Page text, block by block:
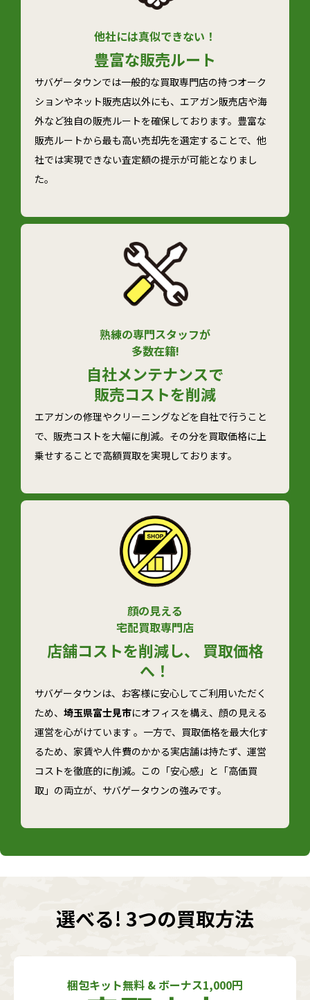
他社には真似できない！
豊富な販売ルート
サバゲータウンでは一般的な買取専門店の持つオーク
ションやネット販売店以外にも、エアガン販売店や海
外など独自の販売ルートを確保しております。豊富な
販売ルートから最も高い売却先を選定することで、他
社では実現できない査定額の提示が可能となりまし
た。
熟練の専門スタッフが
多数在籍!
自社メンテナンスで
販売コストを削減
エアガンの修理やクリーニングなどを自社で行うこと
で、販売コストを大幅に削減。その分を買取価格に上
乗せすることで高額買取を実現しております。
顔の見える
宅配買取専門店
店舗コストを削減し、 買取価格
へ！
サバゲータウンは、お客様に安心してご利用いただく
ため、 埼玉県富士見市にオフィスを構え、顔の見える
運営を心がけています 。一方で、買取価格を最大化す
るため、家賃や人件費のかかる実店舗は持たず、運営
コストを徹底的に削減。この「安心感」と「高価買
取」の両立が、サバゲータウンの強みです。
選べる! 3つの買取方法
梱包キット無料 & ボーナス1,000円